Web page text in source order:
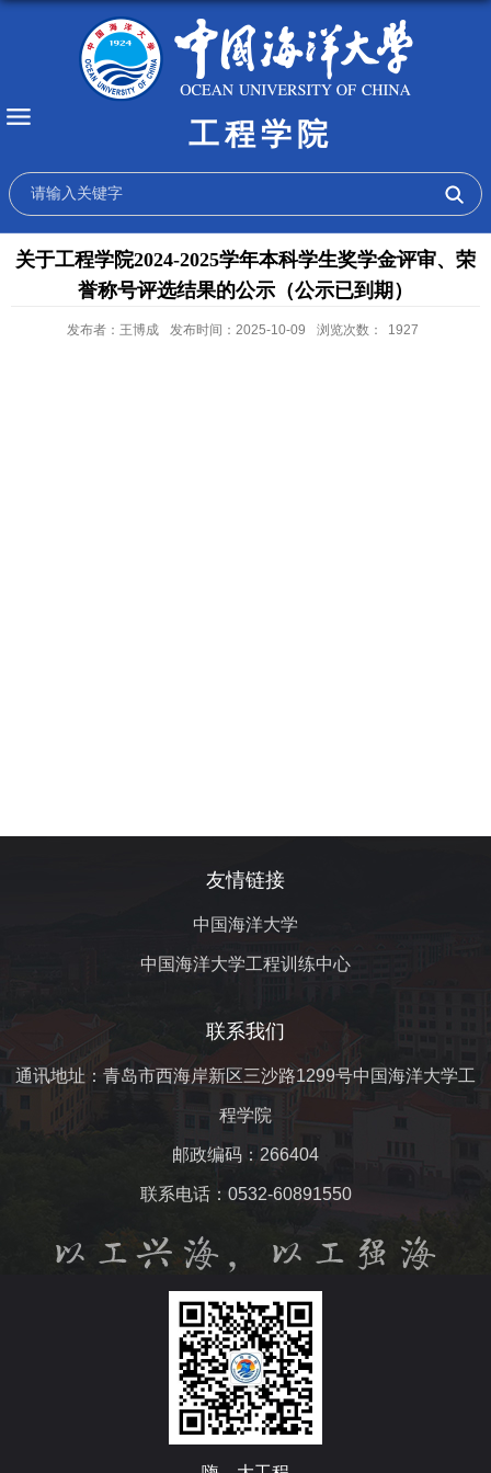
工程学院
关于工程学院2024-2025学年本科学生奖学金评审、荣
誉称号评选结果的公示（公示已到期）
发布者：王博成 发布时间：2025-10-09 浏览次数： 1927
友情链接
中国海洋大学
中国海洋大学工程训练中心
联系我们
通讯地址：青岛市西海岸新区三沙路1299号中国海洋大学工
程学院
邮政编码：266404
联系电话：0532-60891550